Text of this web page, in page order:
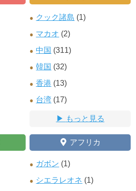
クック諸島 (1)
マカオ (2)
中国 (311)
韓国 (32)
香港 (13)
台湾 (17)
もっと見る
アフリカ
ガボン (1)
シエラレオネ (1)